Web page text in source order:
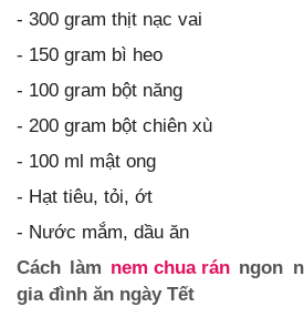
- 300 gram thịt nạc vai
- 150 gram bì heo
- 100 gram bột năng
- 200 gram bột chiên xù
- 100 ml mật ong
- Hạt tiêu, tỏi, ớt
- Nước mắm, dầu ăn
Cách làm nem chua rán ngon
gia đình ăn ngày Tết